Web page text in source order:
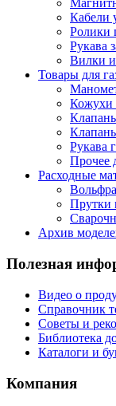
Кабели
Ролики
Рукава
Вилки и
Товары для
Кожухи
Рукава
Прочее
Расходные
Прутки
Архив
Полезная
Видео о
Справочник
Советы и
Библиотека
Каталоги и
Компания